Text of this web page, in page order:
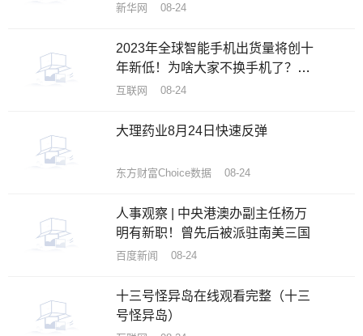
新华网 08-24
2023年全球智能手机出货量将创十
年新低！为啥大家不换手机了？机
构揭秘原因
互联网 08-24
大理药业8月24日快速反弹
东方财富Choice数据 08-24
人事观察 | 中央港澳办副主任杨万
明有新职！曾先后被派驻南美三国
百度新闻 08-24
十三号怪异岛在线观看完整（十三
号怪异岛）